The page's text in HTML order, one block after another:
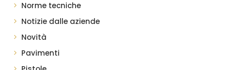
Norme tecniche
Notizie dalle aziende
Novità
Pavimenti